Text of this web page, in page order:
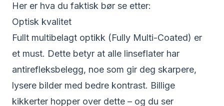
Her er hva du faktisk bør se etter:
Optisk kvalitet
Fullt multibelagt optikk (Fully Multi-Coated) er
et must. Dette betyr at alle linseflater har
antirefleksbelegg, noe som gir deg skarpere,
lysere bilder med bedre kontrast. Billige
kikkerter hopper over dette – og du ser